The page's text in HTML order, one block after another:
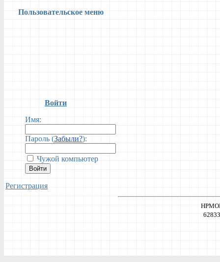
Пользовательское меню
Войти
Имя:
Пароль (Забыли?):
Чужой компьютер
Войти
Регистрация